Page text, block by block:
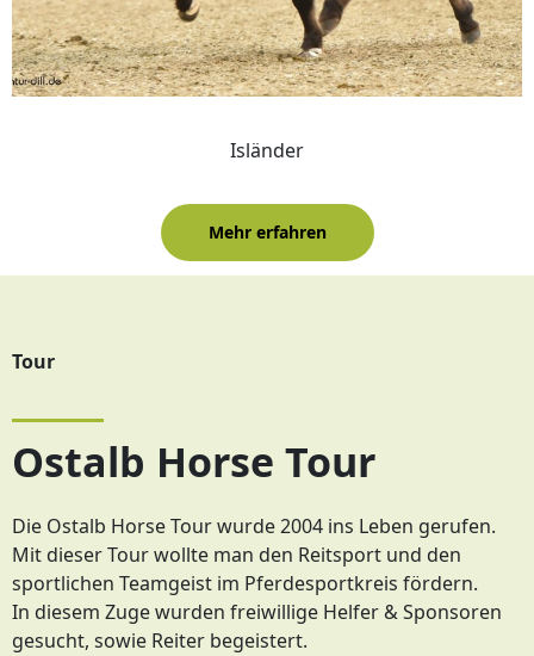
Isländer
Mehr erfahren
Tour
Ostalb Horse Tour
Die Ostalb Horse Tour wurde 2004 ins Leben gerufen.
Mit dieser Tour wollte man den Reitsport und den
sportlichen Teamgeist im Pferdesportkreis fördern.
In diesem Zuge wurden freiwillige Helfer & Sponsoren
gesucht, sowie Reiter begeistert.